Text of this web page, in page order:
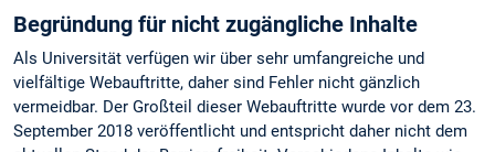
Begründung für nicht zugängliche Inhalte
Als Universität verfügen wir über sehr umfangreiche und
vielfältige Webauftritte, daher sind Fehler nicht gänzlich
vermeidbar. Der Großteil dieser Webauftritte wurde vor dem 23.
September 2018 veröffentlicht und entspricht daher nicht dem